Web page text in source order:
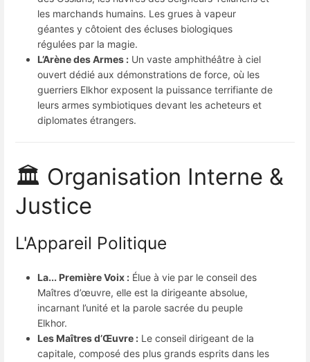
les marchands humains. Les grues à vapeur
géantes y côtoient des écluses biologiques
régulées par la magie.
L’Arène des Armes : Un vaste amphithéâtre à ciel
ouvert dédié aux démonstrations de force, où les
guerriers Elkhor exposent la puissance terrifiante de
leurs armes symbiotiques devant les acheteurs et
diplomates étrangers.
🏛️ Organisation Interne &
Justice
L'Appareil Politique
La... Première Voix : Élue à vie par le conseil des
Maîtres d’œuvre, elle est la dirigeante absolue,
incarnant l’unité et la parole sacrée du peuple
Elkhor.
Les Maîtres d’Œuvre : Le conseil dirigeant de la
capitale, composé des plus grands esprits dans les